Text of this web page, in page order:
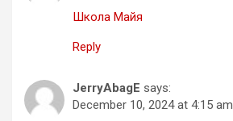
Школа Майя
Reply
JerryAbagE says:
December 10, 2024 at 4:15 am